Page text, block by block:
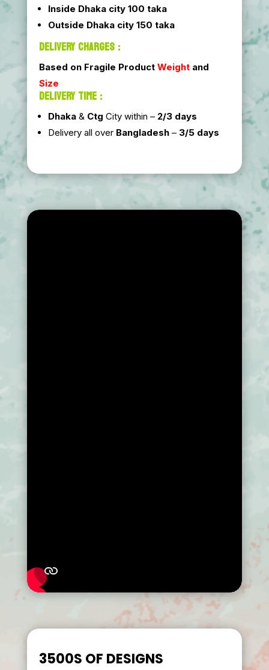
Inside Dhaka city 100 taka
Outside Dhaka city 150 taka
DELIVERY CHARGES :
Based on Fragile Product Weightand
Size
DELIVERY TIME :
Dhaka& Ctg City within – 2/3 days
Delivery all over Bangladesh– 3/5 days
3500S OF DESIGNS